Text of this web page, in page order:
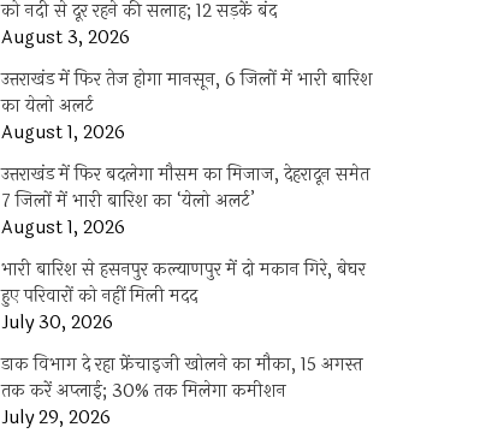
को नदी से दूर रहने की सलाह; 12 सड़कें बंद
August 3, 2026
उत्तराखंड में फिर तेज होगा मानसून, 6 जिलों में भारी बारिश
का येलो अलर्ट
August 1, 2026
उत्तराखंड में फिर बदलेगा मौसम का मिजाज, देहरादून समेत
7 जिलों में भारी बारिश का ‘येलो अलर्ट’
August 1, 2026
भारी बारिश से हसनपुर कल्याणपुर में दो मकान गिरे, बेघर
हुए परिवारों को नहीं मिली मदद
July 30, 2026
डाक विभाग दे रहा फ्रेंचाइजी खोलने का मौका, 15 अगस्त
तक करें अप्लाई; 30% तक मिलेगा कमीशन
July 29, 2026